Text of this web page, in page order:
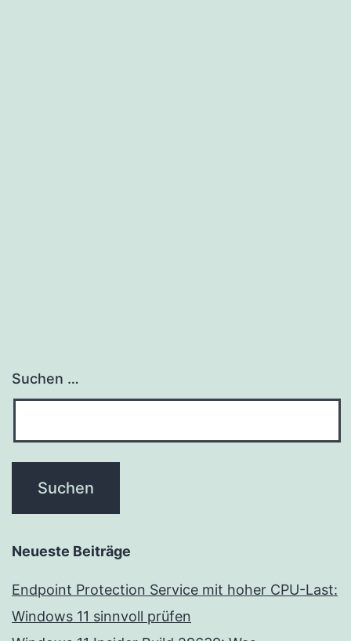
Suchen …
Neueste Beiträge
Endpoint Protection Service mit hoher CPU-Last:
Windows 11 sinnvoll prüfen